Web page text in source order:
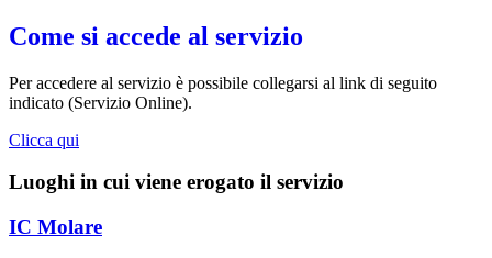
Come si accede al servizio
Per accedere al servizio è possibile collegarsi al link di seguito
indicato (Servizio Online).
Clicca qui
Luoghi in cui viene erogato il servizio
IC Molare